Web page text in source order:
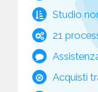
Studio
21
Acquisti